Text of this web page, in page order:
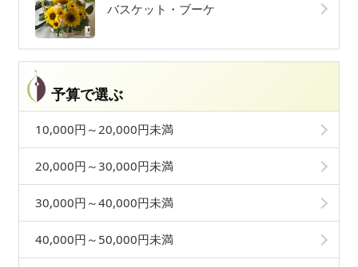
バスケット・ブーケ
予算で選ぶ
10,000円～20,000円未満
20,000円～30,000円未満
30,000円～40,000円未満
40,000円～50,000円未満